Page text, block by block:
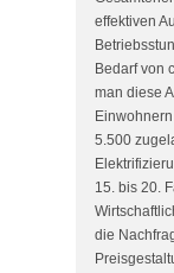
effektiven
Bedarf von
man diese
5.500
15. bis 20.
die